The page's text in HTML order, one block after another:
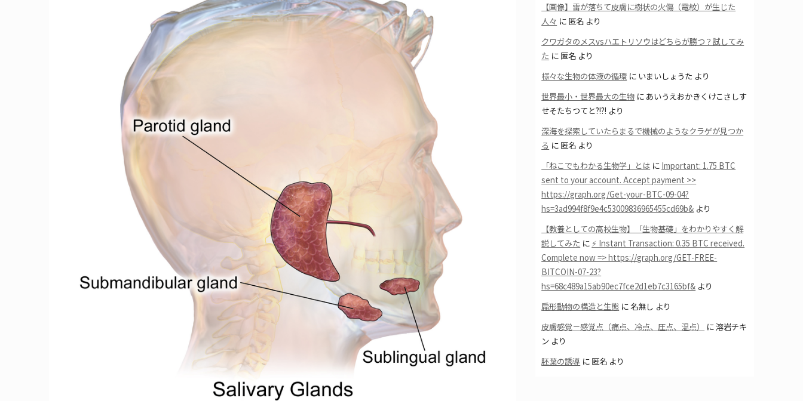
【画像】雷が落ちて皮膚に樹状の火傷（電紋）が生じた
人々 に 匿名 より
クワガタのメスvsハエトリソウはどちらが勝つ？試してみ
た に 匿名 より
様々な生物の体液の循環 に いまいしょうた より
世界最小・世界最大の生物 に あいうえおかきくけこさしす
せそたちつてと?!?! より
深海を探索していたらまるで機械のようなクラゲが見つか
る に 匿名 より
「ねこでもわかる生物学」とは に Important: 1.75 BTC
sent to your account. Accept payment >>
https://graph.org/Get-your-BTC-09-04?
hs=3ad994f8f9e4c53009836965455cd69b& より
【教養としての高校生物】「生物基礎」をわかりやすく解
説してみた に ⚡ Instant Transaction: 0.35 BTC received.
Complete now => https://graph.org/GET-FREE-
BITCOIN-07-23?
hs=68c489a15ab90ec7fce2d1eb7c3165bf& より
扁形動物の構造と生態 に名無し より
皮膚感覚－感覚点（痛点、冷点、圧点、温点）
に溶岩チキ
ン より
胚葉の誘導 に 匿名 より